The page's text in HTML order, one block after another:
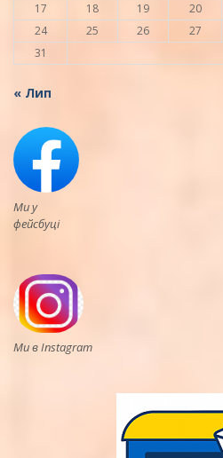
17
18 19 20
24
25 26 27
31
« Лип
Ми у
фейсбуці
Ми в Instagram